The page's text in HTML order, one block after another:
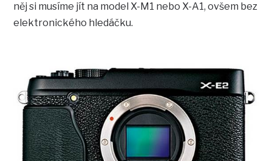
něj si musíme jít na model X-M1 nebo X-A1, ovšem bez
elektronického hledáčku.